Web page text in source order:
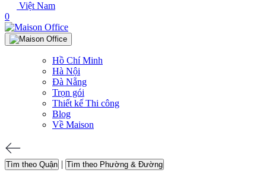
Việt Nam
0
Hồ Chí Minh
Hà Nội
Đà Nẵng
Trọn gói
Thiết kế Thi công
Blog
Về Maison
Tìm theo Quận | Tìm theo Phường & Đường